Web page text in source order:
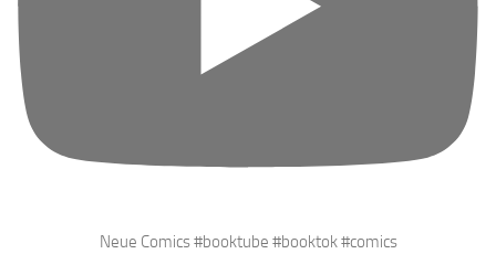
Neue Comics #booktube #booktok #comics